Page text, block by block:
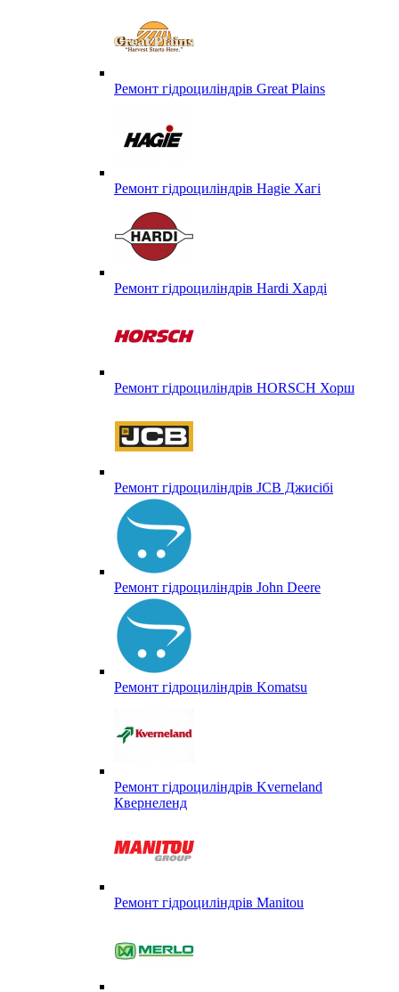
Ремонт гідроциліндрів Great Plains
Ремонт гідроциліндрів Hagie Хагі
Ремонт гідроциліндрів Hardi Харді
Ремонт гідроциліндрів HORSCH Хорш
Ремонт гідроциліндрів JCB Джисібі
Ремонт гідроциліндрів John Deere
Ремонт гідроциліндрів Komatsu
Ремонт гідроциліндрів Kverneland
Квернеленд
Ремонт гідроциліндрів Manitou